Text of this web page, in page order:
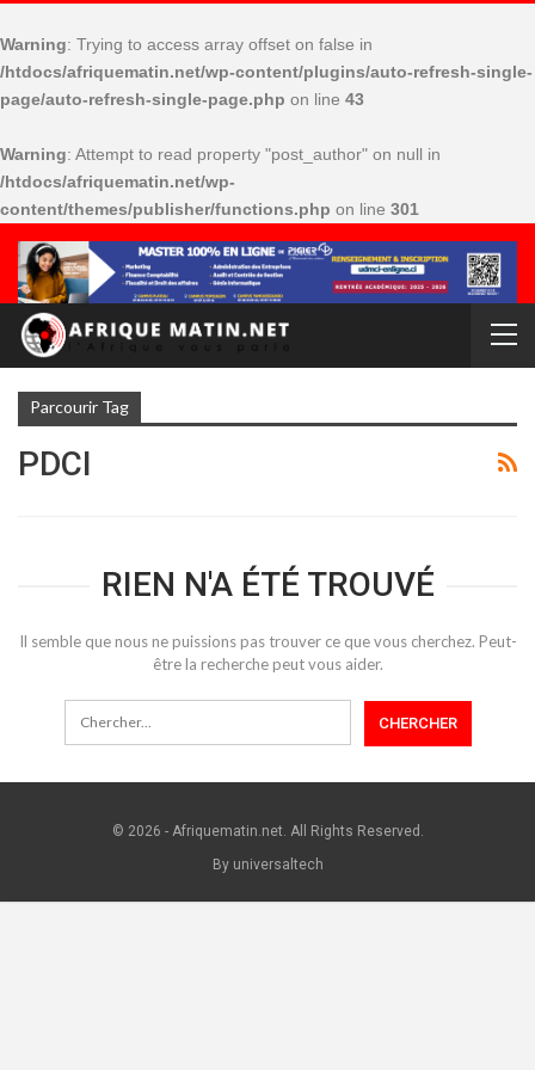
Warning: Trying to access array offset on false in
/htdocs/afriquematin.net/wp-content/plugins/auto-refresh-single-
page/auto-refresh-single-page.php on line 43
Warning: Attempt to read property "post_author" on null in
/htdocs/afriquematin.net/wp-
content/themes/publisher/functions.php on line 301
Parcourir Tag
PDCI
RIEN N'A ÉTÉ TROUVÉ
Il semble que nous ne puissions pas trouver ce que vous cherchez. Peut-
être la recherche peut vous aider.
© 2026 - Afriquematin.net. All Rights Reserved.
By universaltech